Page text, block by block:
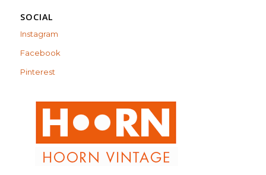
SOCIAL
Instagram
Facebook
Pinterest